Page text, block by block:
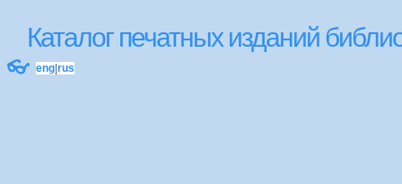
Каталог печатных изданий
👓 eng rus